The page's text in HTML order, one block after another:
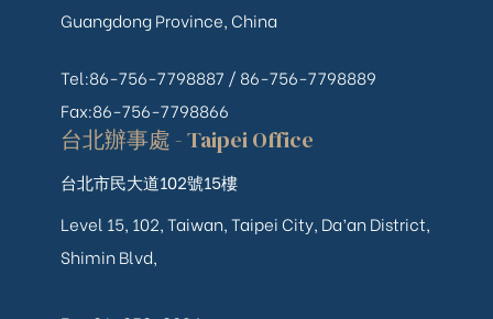
Guangdong Province, China
Tel:86-756-7798887 / 86-756-7798889
Fax:86-756-7798866
台北辦事處 - Taipei Office
台北市民大道102號15樓
Level 15, 102, Taiwan, Taipei City, Da’an District,
Shimin Blvd,